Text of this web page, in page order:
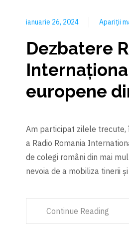
ianuarie 26, 2024 Apariții
Dezbatere
europene
Am participat zilele trecute,
a Radio Romania
de colegi români din mai
nevoia de a mobiliza tinerii
Continue Reading